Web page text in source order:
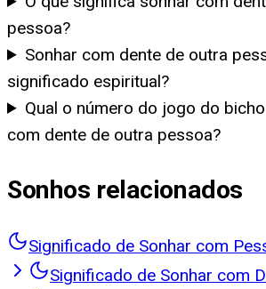
pessoa?
Sonhar com dente de outra
significado espiritual?
Qual o número do jogo do
com dente de outra pessoa?
Sonhos relacionados
Significado de Sonhar com
Significado de Sonhar com